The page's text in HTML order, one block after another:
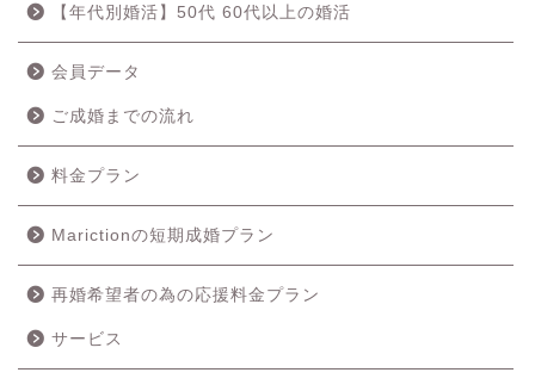
【年代別婚活】50代 60代以上の婚活
会員データ
ご成婚までの流れ
料金プラン
Marictionの短期成婚プラン
再婚希望者の為の応援料金プラン
サービス